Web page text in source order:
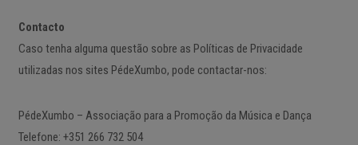
Contacto
Caso tenha alguma questão sobre as Políticas de Privacidade
utilizadas nos sites PédeXumbo, pode contactar-nos:
PédeXumbo – Associação para a Promoção da Música e Dança
Telefone: +351 266 732 504